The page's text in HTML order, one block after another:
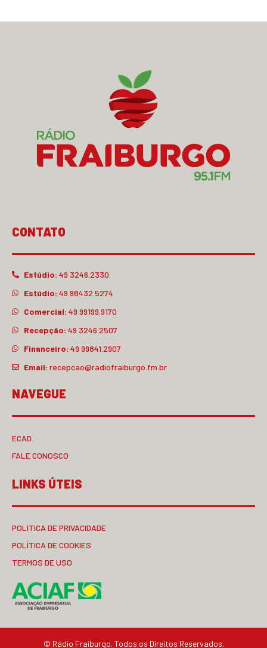
CONTATO
Estúdio: 49 3246.2330
Estúdio: 49 98432.5274
Comercial: 49 99199.9170
Recepção: 49 3246.2507
Financeiro: 49 99841.2907
Email: recepcao@radiofraiburgo.fm.br
NAVEGUE
ECAD
FALE CONOSCO
LINKS ÚTEIS
POLÍTICA DE PRIVACIDADE
POLÍTICA DE COOKIES
TERMOS DE USO
© Rádio Fraiburgo. Todos os Direitos Reservados.